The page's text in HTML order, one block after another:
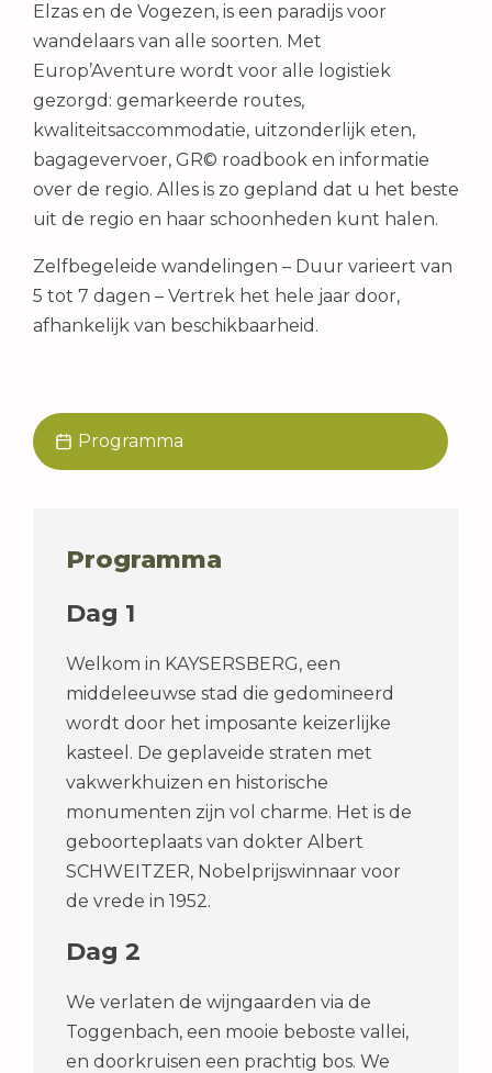
Elzas en de Vogezen, is een paradijs voor
wandelaars van alle soorten. Met
Europ’Aventure wordt voor alle logistiek
gezorgd: gemarkeerde routes,
kwaliteitsaccommodatie, uitzonderlijk eten,
bagagevervoer, GR© roadbook en informatie
over de regio. Alles is zo gepland dat u het beste
uit de regio en haar schoonheden kunt halen.
Zelfbegeleide wandelingen – Duur varieert van
5 tot 7 dagen – Vertrek het hele jaar door,
afhankelijk van beschikbaarheid.
Programma
Programma
Dag 1
Welkom in KAYSERSBERG, een
middeleeuwse stad die gedomineerd
wordt door het imposante keizerlijke
kasteel. De geplaveide straten met
vakwerkhuizen en historische
monumenten zijn vol charme. Het is de
geboorteplaats van dokter Albert
SCHWEITZER, Nobelprijswinnaar voor
de vrede in 1952.
Dag 2
We verlaten de wijngaarden via de
Toggenbach, een mooie beboste vallei,
en doorkruisen een prachtig bos. We